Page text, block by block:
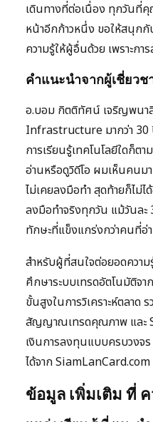
เดินทางที่ต่อเนื่อง ทุกวันที่
หน้าอีกก้าวหนึ่ง ขอให้สนุกกั
ความรู้ให้ผู้อื่นด้วย เพราะก
คำแนะนำจากผู้เชี่ยวช
อ.บอม กิตติทัศน์ เจริญพนา
Infrastructure มากว่า 30
การเรียนรู้เทคโนโลยีใดก็ต
อ่านหรือดูวิดีโอ ผมเห็นคนม
ไม่เคยลงมือทำ สุดท้ายก็ไม่
ลงมือทำจริงทุกวัน แม้วันละ
ทักษะที่แข็งแกร่งกว่าคนที่อ่
สำหรับผู้ที่สนใจต่อยอดความ
ศึกษาระบบเทรดอัตโนมัติจ
ขั้นสูงในการวิเคราะห์ตลาด
สัญญาณเทรดคุณภาพ และ
เงินการลงทุนแบบครบวง
ได้จาก
ข้อมูล เพิ่มเติม ที่